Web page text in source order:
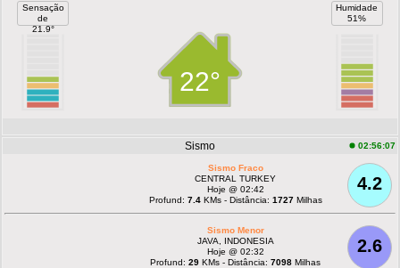
Sensação
de
21.9°
22°
Humidade
51%
Sismo 02:56:07
4.2
Sismo Fraco
CENTRAL TURKEY
Hoje @ 02:42
Profund: 7.4KMs - Distância: 1727Milhas
2.6
Sismo Menor
JAVA, INDONESIA
Hoje @ 02:32
Profund:29 KMs - Distância:7098 Milhas